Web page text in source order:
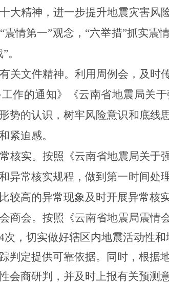
大精神， 进一步提升地震灾害风
情第一”观念， “六举措”抓实震
。
关文件精神。利用周例会，及时
作的通知》《云南省地震局关
势的认识，树牢风险意识和底线
紧迫感。
核实。按照《云南省地震局关于
异常核实规程，做到第一时间处
较高的异常现象及时开展异常核
商会。按照《云南省地震局震情
次，切实做好辖区内地震活动性
判定提供可靠依据。同时，根据
会商研判，并及时上报有关预测意